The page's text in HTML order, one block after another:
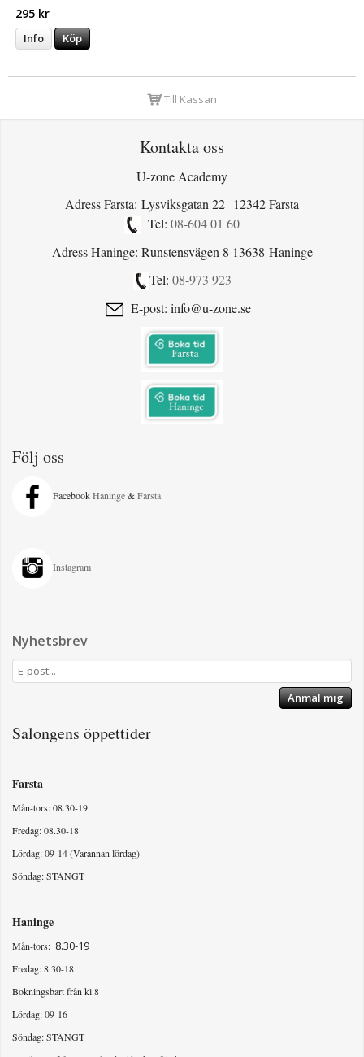
295 kr
Info Köp
Till Kassan
Kontakta oss
U-zone Academy
Adress Farsta: Lysviksgatan 22 12342 Farsta
Tel: 08-604 01 60
Adress Haninge: Runstensvägen 8 13638 Haninge
Tel: 08-973 923
E-post: info@u-zone.se
Följ oss
FacebookHaninge&Farsta
Instagram
Nyhetsbrev
Anmäl mig
Salongens öppettider
Farsta
Mån-tors: 08.30-19
Fredag: 08.30-18
Lördag: 09-14 (Varannan lördag)
Söndag: STÄNGT
Haninge
Mån-tors: 8.30-19
Fredag: 8.30-18
Bokningsbart från kl.8
Lördag: 09-16
Söndag: STÄNGT